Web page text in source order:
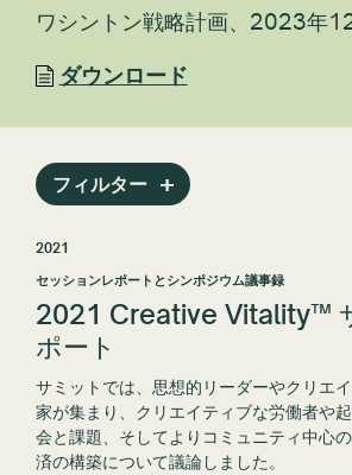
ワシントン戦略計画、2023年
ダウンロード
フィルター
2021
セッションレポートとシンポジウム議事録
2021 Creative Vitality™
ポート
サミットでは、思想的リーダーやクリエ
家が集まり、クリエイティブな労働者や
会と課題、そしてよりコミュニティ中心
済の構築について議論しました。